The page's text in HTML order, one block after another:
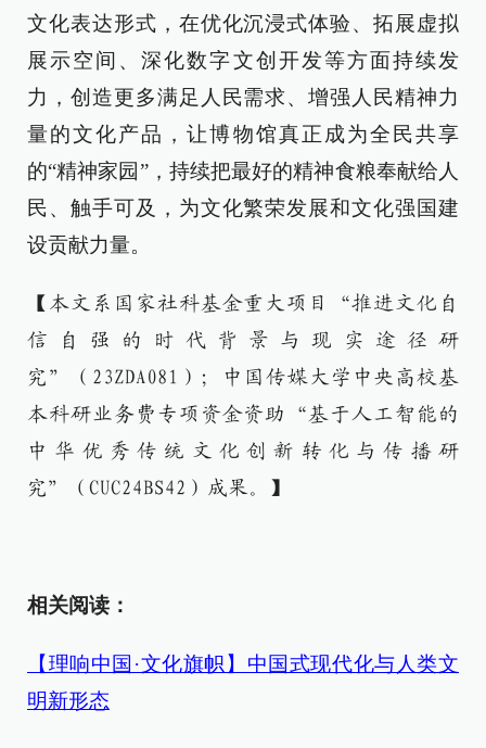
文化表达形式，在优化沉浸式体验、拓展虚拟
展示空间、深化数字文创开发等方面持续发
力，创造更多满足人民需求、增强人民精神力
量的文化产品，让博物馆真正成为全民共享
的“精神家园”，持续把最好的精神食粮奉献给人
民、触手可及，为文化繁荣发展和文化强国建
设贡献力量。
【本文系国家社科基金重大项目“推进文化自
信自强的时代背景与现实途径研
究”（23ZDA081）；中国传媒大学中央高校基
本科研业务费专项资金资助“基于人工智能的
中华优秀传统文化创新转化与传播研
究”（CUC24BS42）成果。】
相关阅读：
【理响中国·文化旗帜】中国式现代化与人类文
明新形态